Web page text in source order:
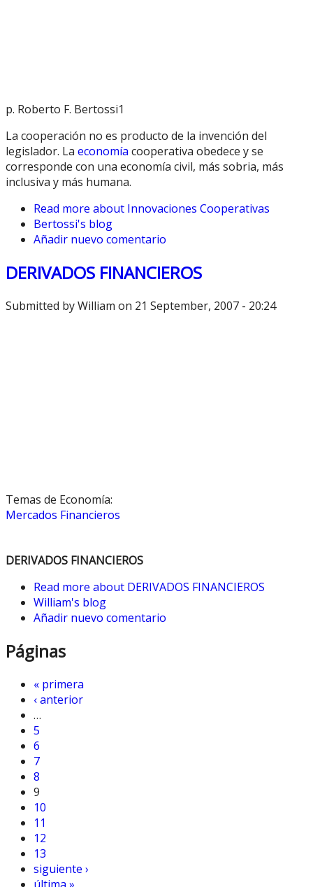
p. Roberto F. Bertossi1
La cooperación no es producto de la invención del
legislador. La economía cooperativa obedece y se
corresponde con una economía civil, más sobria, más
inclusiva y más humana.
Read more about Innovaciones Cooperativas
Bertossi's blog
Añadir nuevo comentario
DERIVADOS FINANCIEROS
Submitted byWilliam on 21 September, 2007 - 20:24
Temas de Economía:
Mercados Financieros
DERIVADOS FINANCIEROS
Read more about DERIVADOS FINANCIEROS
William's blog
Añadir nuevo comentario
Páginas
« primera
‹ anterior
…
5
6
7
8
9
10
11
12
13
siguiente ›